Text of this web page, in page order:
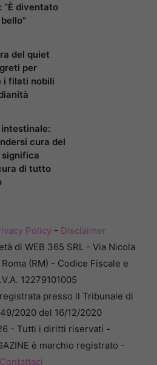
“È diventato
del quiet
per
i filati nobili
cura del
di tutto
Policy- Disclaimer
di WEB 365 SRL - Via Nicola
(RM) - Codice Fiscale e
12279101005
presso il Tribunale di
2020 del 16/12/2020
- Tutti i diritti riservati -
è marchio registrato -
Contattaci